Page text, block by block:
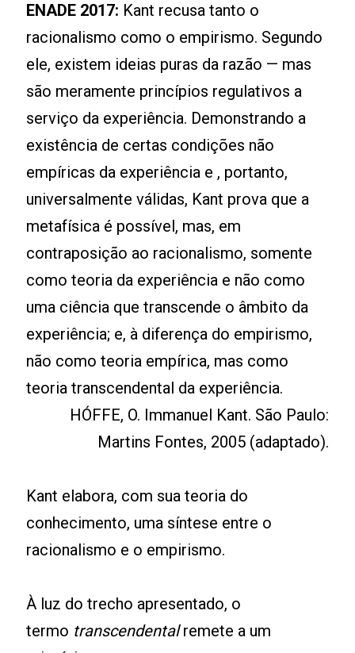
ENADE 2017: Kant recusa tanto o
racionalismo como o empirismo. Segundo
ele, existem ideias puras da razão — mas
são meramente princípios regulativos a
serviço da experiência. Demonstrando a
existência de certas condições não
empíricas da experiência e , portanto,
universalmente válidas, Kant prova que a
metafísica é possível, mas, em
contraposição ao racionalismo, somente
como teoria da experiência e não como
uma ciência que transcende o âmbito da
experiência; e, à diferença do empirismo,
não como teoria empírica, mas como
teoria transcendental da experiência.
HÓFFE, O. Immanuel Kant. São Paulo:
Martins Fontes, 2005 (adaptado).
Kant elabora, com sua teoria do
conhecimento, uma síntese entre o
racionalismo e o empirismo.
À luz do trecho apresentado, o
termo transcendentalremete a um